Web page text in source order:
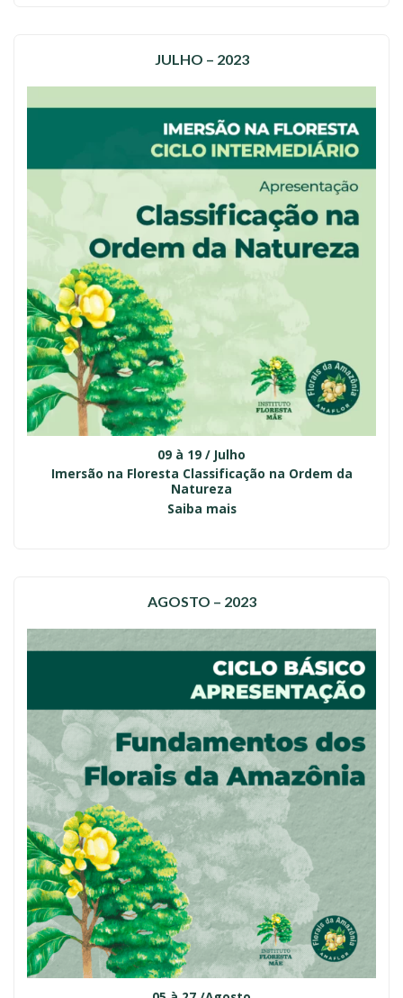
JULHO – 2023
09 à 19 / Julho
Imersão na Floresta Classificação na Ordem da
Natureza
Saiba mais
AGOSTO – 2023